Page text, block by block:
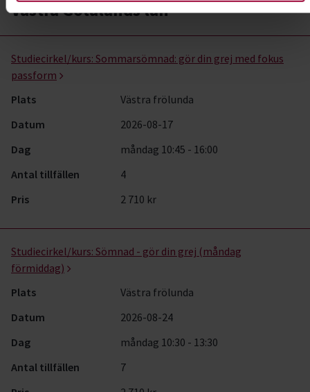
Västra Götalands län
Studiecirkel/kurs: Sommarsömnad: gör din grej med fokus
passform
Plats
Västra frölunda
Datum
2026-08-17
Dag
måndag 10:45 - 16:00
Antal tillfällen
4
Pris
2 710 kr
Studiecirkel/kurs: Sömnad - gör din grej (måndag
förmiddag)
Plats
Västra frölunda
Datum
2026-08-24
Dag
måndag 10:30 - 13:30
Antal tillfällen
7